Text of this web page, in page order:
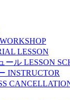
LESSON
ール LESSON
INSTRUCTOR